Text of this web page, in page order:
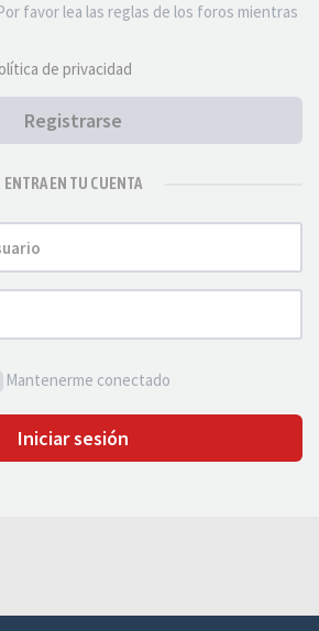
favor lea las reglas de los foros mientras
de privacidad
Registrarse
ENTRA EN TU CUENTA
Mantenerme conectado
Iniciar sesión